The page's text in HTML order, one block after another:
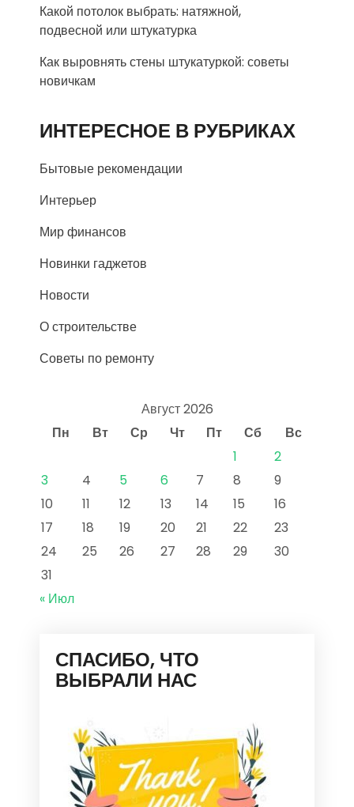
Какой потолок выбрать: натяжной,
подвесной или штукатурка
Как выровнять стены штукатуркой: советы
новичкам
ИНТЕРЕСНОЕ В РУБРИКАХ
Бытовые рекомендации
Интерьер
Мир финансов
Новинки гаджетов
Новости
О строительстве
Советы по ремонту
Август 2026
Пн
Вт Ср Чт Пт Сб
Вс
1
2
3
4 5 6 7 8
9
10
11 12 13 14 15
16
17
18 19 20 21 22
23
24
25 26 27 28 29
30
31
« Июл
СПАСИБО, ЧТО
ВЫБРАЛИ НАС